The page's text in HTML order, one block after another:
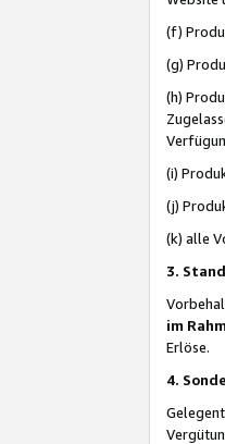
(f)
(g)
(h)
(i)
(j)
(k) alle
3.
im
Erlöse.
4.